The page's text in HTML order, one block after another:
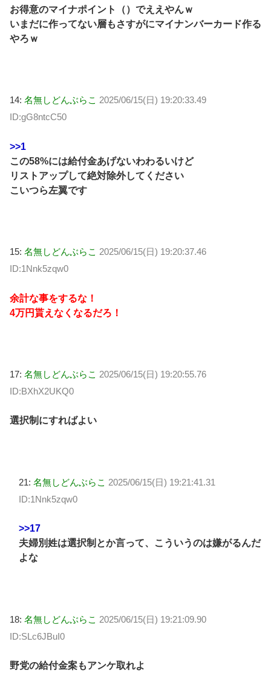
お得意のマイナポイント（）でええやんｗ
いまだに作ってない層もさすがにマイナンバーカード作る
やろｗ
14: 名無しどんぶらこ 2025/06/15(日) 19:20:33.49
ID:gG8ntcC50
>>1
この58%には給付金あげないわわるいけど
リストアップして絶対除外してください
こいつら左翼です
15: 名無しどんぶらこ 2025/06/15(日) 19:20:37.46
ID:1Nnk5zqw0
余計な事をするな！
4万円貰えなくなるだろ！
17: 名無しどんぶらこ 2025/06/15(日) 19:20:55.76
ID:BXhX2UKQ0
選択制にすればよい
21: 名無しどんぶらこ 2025/06/15(日) 19:21:41.31
ID:1Nnk5zqw0
>>17
夫婦別姓は選択制とか言って、こういうのは嫌がるんだ
よな
18: 名無しどんぶらこ 2025/06/15(日) 19:21:09.90
ID:SLc6JBuI0
野党の給付金案もアンケ取れよ